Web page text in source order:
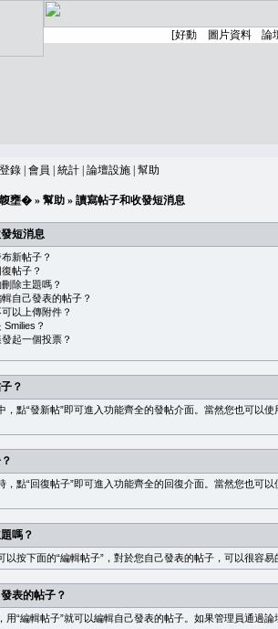
登錄 會員 統計 論壇設施 幫助
壅� » 幫助 » 讀寫帖子和收發短消息
短消息
新帖子？
帖子？
除主題嗎？
自己發表的帖子？
以上傳附件？
Smilies？
起一個投票？
？
點“發新帖”即可進入功能齊全的發帖介面。當然您也可以
點“回復帖子”即可進入功能齊全的回復介面。當然您也可
嗎？
按下面的“編輯帖子”，對於您自己發表的帖子，可以很容
表的帖子？
“編輯帖子”就可以編輯自己發表的帖子。如果管理員通過